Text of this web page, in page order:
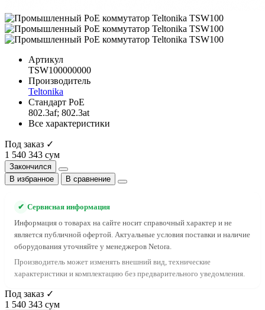
Артикул
TSW100000000
Производитель
Teltonika
Cтандарт PoE
802.3af; 802.3at
Все характеристики
Под заказ ✓
1 540 343 сум
Закончился
В избранное
В сравнение
✔ Сервисная информация
Информация о товарах на сайте носит справочный характер и не
является публичной офертой. Актуальные условия поставки и наличие
оборудования уточняйте у менеджеров Netora.
Производитель может изменять внешний вид, технические
характеристики и комплектацию без предварительного уведомления.
Под заказ ✓
1 540 343 сум